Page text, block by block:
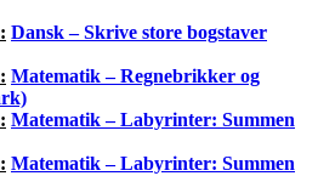
Dansk – Skrive store bogstaver
Matematik – Regnebrikker og
Matematik – Labyrinter: Summen
Matematik – Labyrinter: Summen